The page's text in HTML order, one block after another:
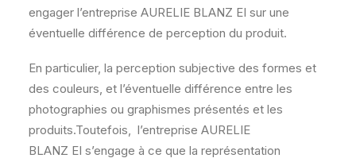
engager l’entreprise AURELIE BLANZ EI sur une
éventuelle différence de perception du produit.
En particulier, la perception subjective des formes et
des couleurs, et l’éventuelle différence entre les
photographies ou graphismes présentés et les
produits.Toutefois, l’entreprise AURELIE
BLANZ EI s’engage à ce que la représentation